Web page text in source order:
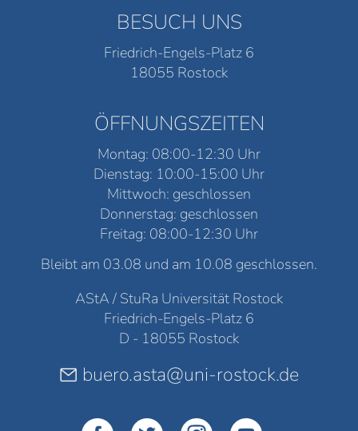
BESUCH UNS
Friedrich-Engels-Platz 6
18055 Rostock
ÖFFNUNGSZEITEN
Montag: 08:00-12:30 Uhr
Dienstag: 10:00-15:00 Uhr
Mittwoch: geschlossen
Donnerstag: geschlossen
Freitag: 08:00-12:30 Uhr
Bleibt am 03.08 und am 10.08 geschlossen.
AStA / StuRa Universität Rostock
Friedrich-Engels-Platz 6
D - 18055 Rostock
buero.asta@uni-rostock.de